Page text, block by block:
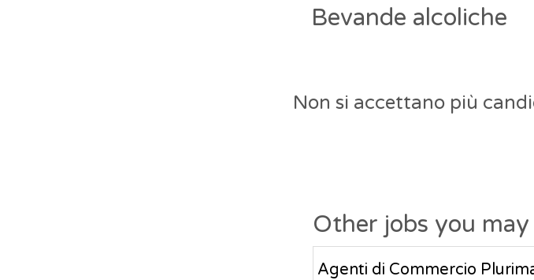
Bevande alcoliche
Non si accettano più
Other jobs you may
Agenti di Commercio